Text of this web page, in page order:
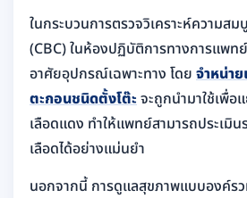
ในกระบวนการตรวจวิเคราะห์ความส
(CBC) ในห้องปฏิบัติการทางการแพท
อาศัยอุปกรณ์เฉพาะทาง โดย จำหน่า
ตะกอนชนิดตั้งโต๊ะ จะถูกนำมาใช้เพื่อ
เลือดแดง ทำให้แพทย์สามารถประเมิ
เลือดได้อย่างแม่นยำ
นอกจากนี้ การดูแลสุขภาพแบบองค์ร